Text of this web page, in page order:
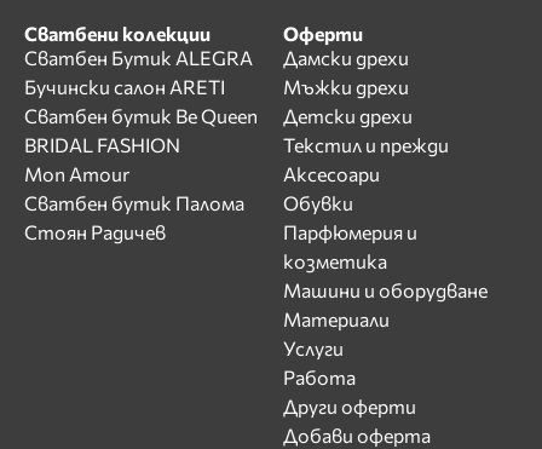
Сватбени колекции
Сватбен Бутик ALEGRA
Бучински салон ARETI
Сватбен бутик Be Queen
BRIDAL FASHION
Mon Amour
Сватбен бутик Палома
Стоян Радичев
Оферти
Дамски дрехи
Мъжки дрехи
Детски дрехи
Текстил и прежди
Аксесоари
Обувки
Парфюмерия и
козметика
Машини и оборудване
Материали
Услуги
Работа
Други оферти
Добави оферта